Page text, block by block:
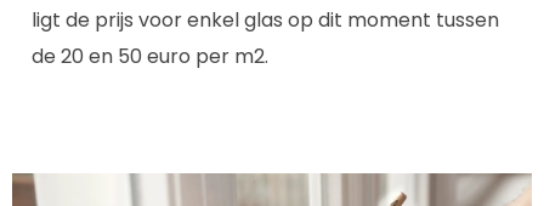
ligt de prijs voor enkel glas op dit moment tussen
de 20 en 50 euro per m2.